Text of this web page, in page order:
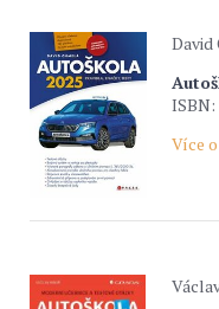
David
ISBN:
Více